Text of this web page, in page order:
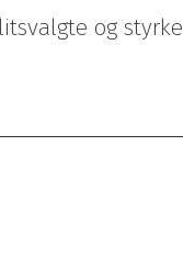
og styrke